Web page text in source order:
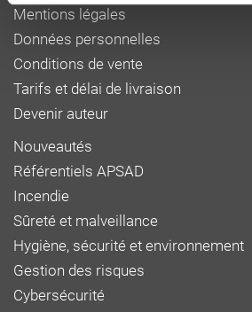
Mentions légales
Données personnelles
Conditions de vente
Tarifs et délai de livraison
Devenir auteur
Nouveautés
Référentiels APSAD
Incendie
Sûreté et malveillance
Hygiène, sécurité et environnement
Gestion des risques
Cybersécurité